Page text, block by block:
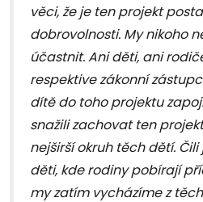
věci, že je ten projekt
dobrovolnosti. My nikoho
účastnit. Ani děti, ani
respektive zákonní
dítě do toho projektu
snažili zachovat ten
nejširší okruh těch dětí.
děti, kde rodiny pobírají
my zatím vycházíme z